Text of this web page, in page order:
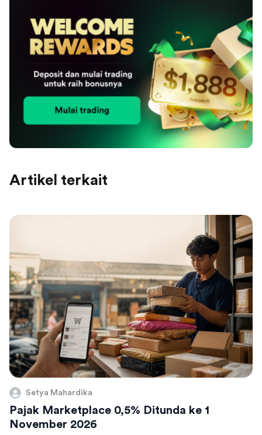
Artikel terkait
Setya Mahardika
Pajak Marketplace 0,5% Ditunda ke 1
November 2026